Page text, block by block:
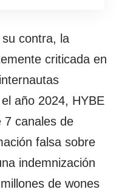
contra, la
criticada en
año 2024, HYBE
7 canales de
falsa sobre
indemnización
de wones